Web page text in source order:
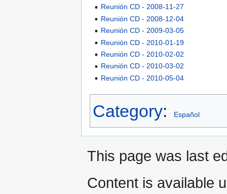
Reunión CD - 2008-11-27
Reunión CD - 2008-12-04
Reunión CD - 2009-03-05
Reunión CD - 2010-01-19
Reunión CD - 2010-02-02
Reunión CD - 2010-03-02
Reunión CD - 2010-05-04
Category: Español
This page was last
Content is available